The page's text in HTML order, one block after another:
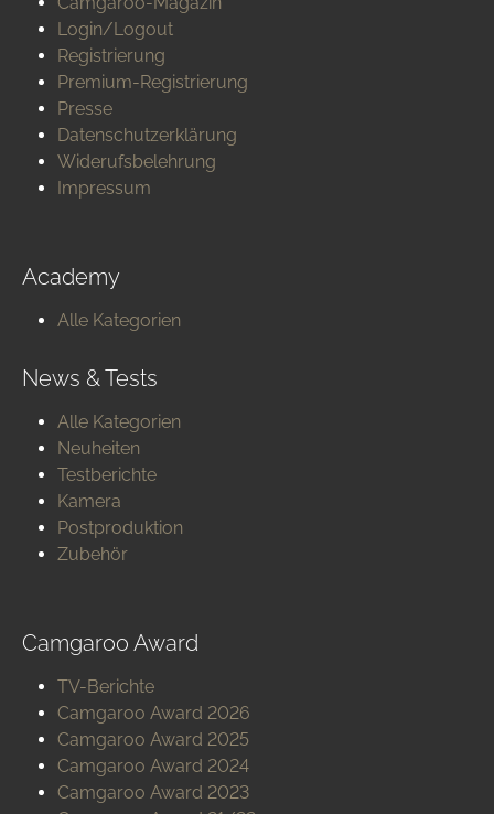
Login/Logout
Registrierung
Premium-Registrierung
Presse
Datenschutzerklärung
Widerufsbelehrung
Impressum
Academy
Alle Kategorien
News & Tests
Alle Kategorien
Neuheiten
Testberichte
Kamera
Postproduktion
Zubehör
Camgaroo Award
TV-Berichte
Camgaroo Award 2026
Camgaroo Award 2025
Camgaroo Award 2024
Camgaroo Award 2023